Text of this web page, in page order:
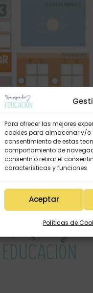
Para ofrecer las mejores
cookies para almacenar y/o
consentimiento de estas
comportamiento de
consentir o retirar el
características y funciones.
Aceptar
Políticas de
Rutinas matemáticas